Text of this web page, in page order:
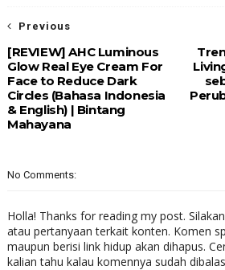
Previous
[REVIEW] AHC Luminous
Glow Real Eye Cream For
Face to Reduce Dark
Circles (Bahasa Indonesia
& English) | Bintang
Mahayana
No Comments:
Holla! Thanks for reading my post.
atau pertanyaan terkait konten. Komen
maupun berisi link hidup akan dihapus.
kalian tahu kalau komennya sudah